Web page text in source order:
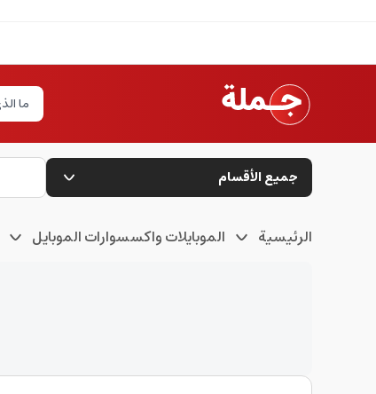
جميع الأقسام
الرئيسية الموبايلات واكسسوارات الموبايل